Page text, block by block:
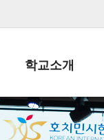
학교소개
학교장인사말
학생회장인사말